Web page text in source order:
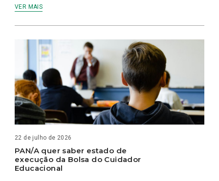
VER MAIS
22 de julho de 2026
PAN/A quer saber estado de
execução da Bolsa do Cuidador
Educacional